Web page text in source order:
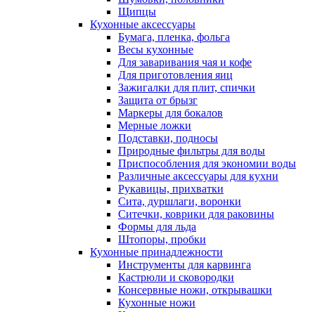
Щипцы
Кухонные аксессуары
Бумага, пленка, фольга
Весы кухонные
Для заваривания чая и кофе
Для приготовления яиц
Зажигалки для плит, спички
Защита от брызг
Маркеры для бокалов
Мерные ложки
Подставки, подносы
Природные фильтры для воды
Приспособления для экономии воды
Различные аксессуары для кухни
Рукавицы, прихватки
Сита, дуршлаги, воронки
Ситечки, коврики для раковины
Формы для льда
Штопоры, пробки
Кухонные принадлежности
Инструменты для карвинга
Кастрюли и сковородки
Консервные ножи, открывашки
Кухонные ножи